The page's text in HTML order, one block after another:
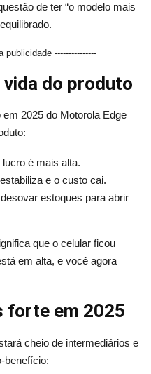
de ter “o modelo mais
publicidade ---------------
do produto
2025 do Motorola Edge
é mais alta.
e o custo cai.
estoques para abrir
que o celular ficou
em alta, e você agora
forte em 2025
cheio de intermediários e
benefício: